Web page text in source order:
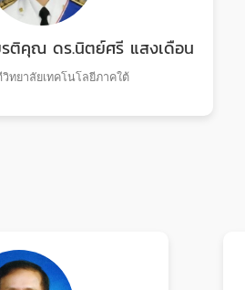
รติคุณ ดร.นิตย์ศรี แสงเดือน
ทยาลัยเทคโนโลยีภาคใต้